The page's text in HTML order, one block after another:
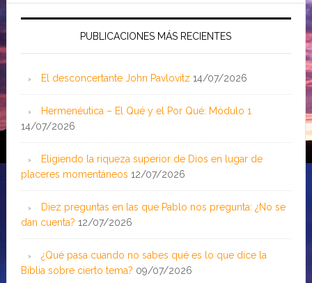
PUBLICACIONES MÁS RECIENTES
El desconcertante John Pavlovitz 14/07/2026
Hermenéutica – El Qué y el Por Qué: Módulo 1
14/07/2026
Eligiendo la riqueza superior de Dios en lugar de
placeres momentáneos 12/07/2026
Diez preguntas en las que Pablo nos pregunta: ¿No se
dan cuenta? 12/07/2026
¿Qué pasa cuando no sabes qué es lo que dice la
Biblia sobre cierto tema? 09/07/2026